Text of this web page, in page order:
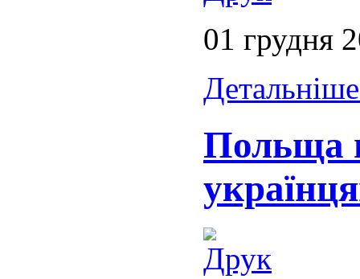
01 грудня
Польща